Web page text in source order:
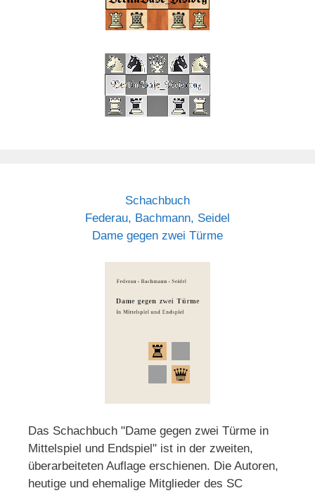
Schachbuch
Federau, Bachmann, Seidel
Dame gegen zwei Türme
Das Schachbuch "Dame gegen zwei Türme in
Mittelspiel und Endspiel" ist in der zweiten,
überarbeiteten Auflage erschienen. Die Autoren,
heutige und ehemalige Mitglieder des SC